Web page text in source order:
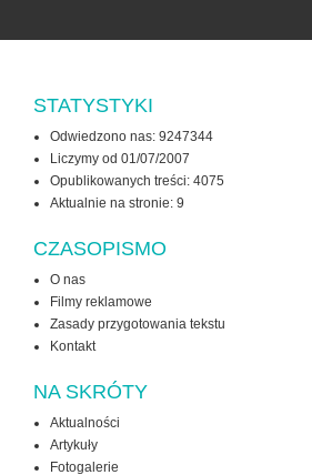
STATYSTYKI
Odwiedzono nas: 9247344
Liczymy od 01/07/2007
Opublikowanych treści: 4075
Aktualnie na stronie: 9
CZASOPISMO
O nas
Filmy reklamowe
Zasady przygotowania tekstu
Kontakt
NA SKRÓTY
Aktualności
Artykuły
Fotogalerie